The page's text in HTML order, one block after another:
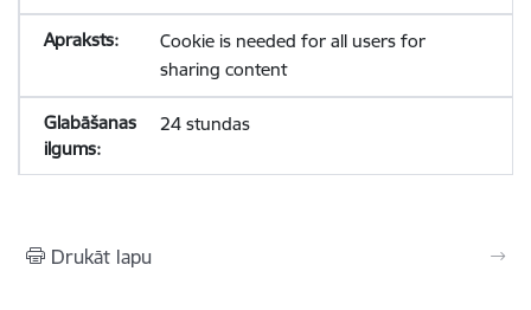
Cookie is needed for all users for
sharing content
24 stundas
Drukāt lapu